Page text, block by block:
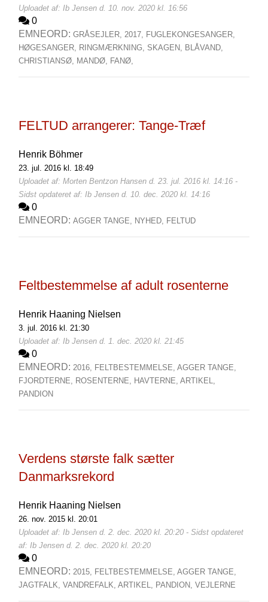
Uploadet af: Ib Jensen d. 10. nov. 2020 kl. 16:56
0
EMNEORD: GRÅSEJLER, 2017, FUGLEKONGESANGER,
HØGESANGER, RINGMÆRKNING, SKAGEN, BLÅVAND,
CHRISTIANSØ, MANDØ, FANØ,
FELTUD arrangerer: Tange-Træf
Henrik Böhmer
23. jul. 2016 kl. 18:49
Uploadet af: Morten Bentzon Hansen d. 23. jul. 2016 kl. 14:16 -
Sidst opdateret af: Ib Jensen d. 10. dec. 2020 kl. 14:16
0
EMNEORD: AGGER TANGE, NYHED, FELTUD
Feltbestemmelse af adult rosenterne
Henrik Haaning Nielsen
3. jul. 2016 kl. 21:30
Uploadet af: Ib Jensen d. 1. dec. 2020 kl. 21:45
0
EMNEORD: 2016, FELTBESTEMMELSE, AGGER TANGE,
FJORDTERNE, ROSENTERNE, HAVTERNE, ARTIKEL,
PANDION
Verdens største falk sætter
Danmarksrekord
Henrik Haaning Nielsen
26. nov. 2015 kl. 20:01
Uploadet af: Ib Jensen d. 2. dec. 2020 kl. 20:20 - Sidst opdateret
af: Ib Jensen d. 2. dec. 2020 kl. 20:20
0
EMNEORD: 2015, FELTBESTEMMELSE, AGGER TANGE,
JAGTFALK, VANDREFALK, ARTIKEL, PANDION, VEJLERNE